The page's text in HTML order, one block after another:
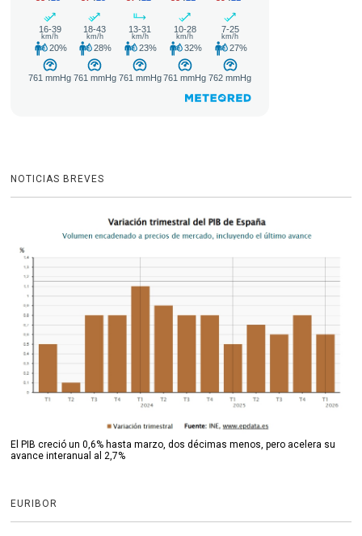
NOTICIAS BREVES
El PIB creció un 0,6% hasta marzo, dos décimas menos, pero acelera su
avance interanual al 2,7%
EURIBOR